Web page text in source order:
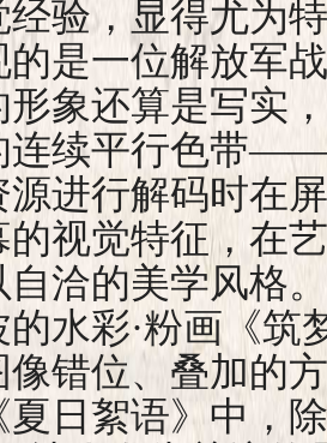
经验，显得尤为
是一位解放军
象还算是写实
连续平行色带
进行解码时在
视觉特征，在
自洽的美学风格
水彩·粉画《筑
错位、叠加的
日絮语》中，